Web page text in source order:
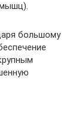
большому